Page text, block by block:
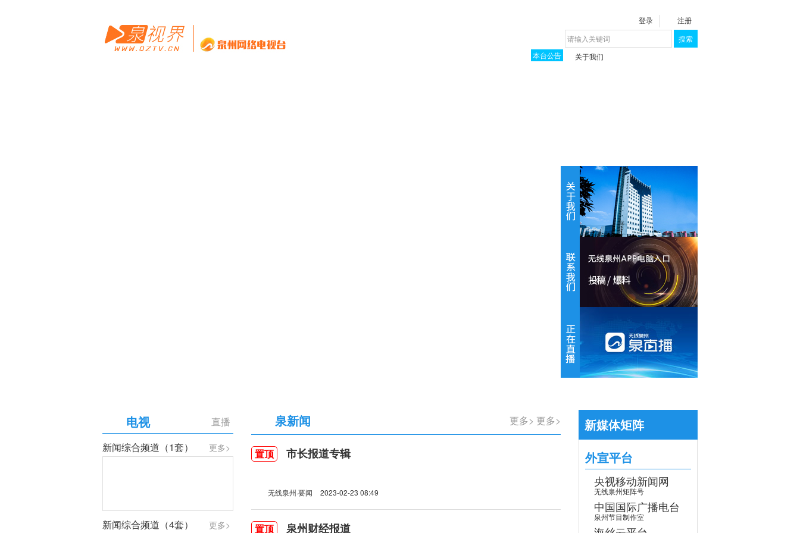
登录
注册
搜索
本台公告
关于我们
【专题】学习贯彻党的二十届四中全会
直播
电视
更多>
新闻综合频道（1套）
更多>
新闻综合频道（4套）
更多> 更多>
泉新闻
置顶 市长报道专辑
无线泉州·要闻 2023-02-23 08:49
置顶 泉州财经报道
新媒体矩阵
外宣平台
央视移动新闻网
无线泉州矩阵号
中国国际广播电台
泉州节目制作室